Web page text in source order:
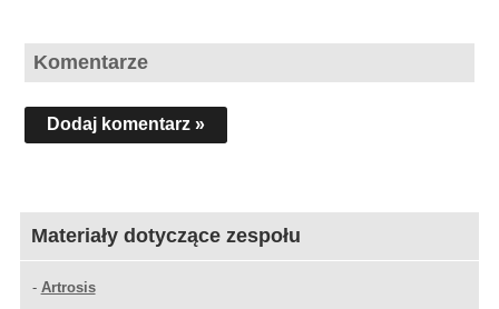
Komentarze
Dodaj komentarz »
Materiały dotyczące zespołu
- Artrosis